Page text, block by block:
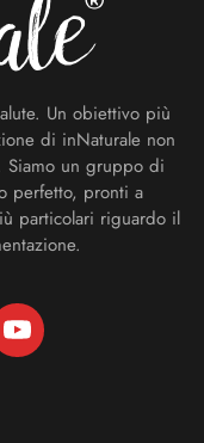
Un obiettivo più
di inNaturale non
Siamo un gruppo di
perfetto, pronti a
particolari riguardo il
youtube